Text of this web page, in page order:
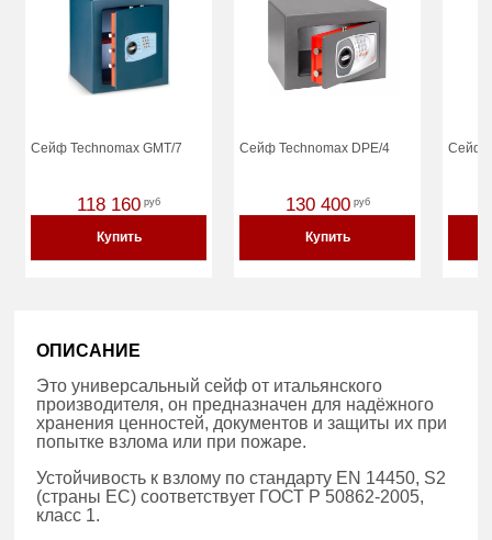
Сейф Technomax GMT/7
118 160 руб
Купить
Сейф Technomax DPE/4
130 400 руб
Купить
Сейф
ОПИСАНИЕ
Это универсальный сейф от итальянского
производителя, он предназначен для надёжного
хранения ценностей, документов и защиты их при
попытке взлома или при пожаре.
Устойчивость к взлому по стандарту EN 14450, S2
(страны ЕС) соответствует ГОСТ Р 50862-2005,
класс 1.